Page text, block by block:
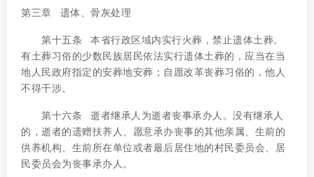
第三章 遗体、骨灰处理
第十五条 本省行政区域内实行火葬，禁止遗体土葬。
有土葬习俗的少数民族居民依法实行遗体土葬的，应当在当
地人民政府指定的安葬地安葬；自愿改革丧葬习俗的，他人
不得干涉。
第十六条 逝者继承人为逝者丧事承办人。没有继承人
的，逝者的遗赠扶养人、愿意承办丧事的其他亲属、生前的
供养机构、生前所在单位或者最后居住地的村民委员会、居
民委员会为丧事承办人。